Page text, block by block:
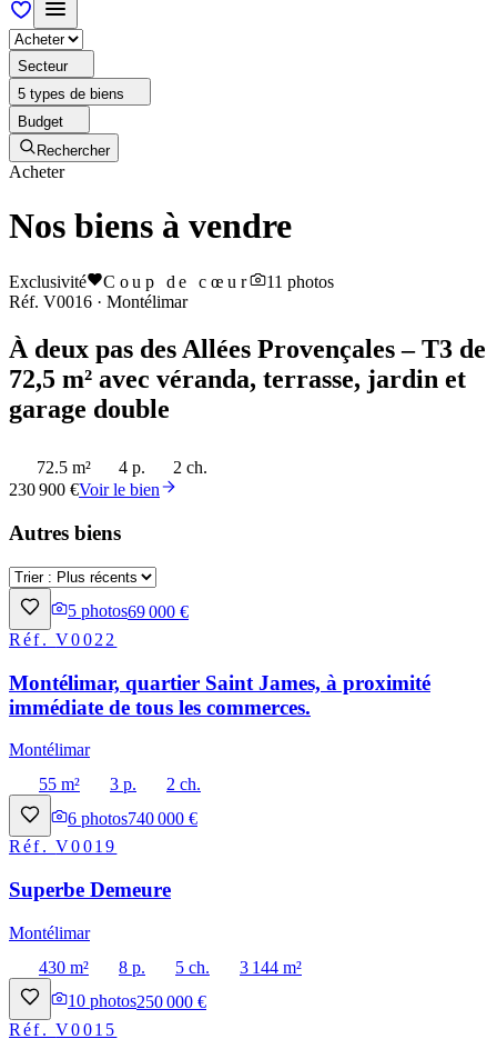
Secteur
5 types de biens
Budget
Rechercher
Acheter
Nos biens à vendre
Exclusivité Coup de cœur 11 photos
Réf. V0016 · Montélimar
À deux pas des Allées Provençales – T3 de
72,5 m² avec véranda, terrasse, jardin et
garage double
72.5 m² 4 p.
2 ch.
230 900 €Voir le bien
Autres biens
5 photos69 000 €
Réf.V0022
Montélimar, quartier Saint James, à proximité
immédiate de tous les commerces.
Montélimar
55 m²
3 p.
2 ch.
6 photos740 000 €
Réf.V0019
Superbe Demeure
Montélimar
430 m²
8 p. 5 ch.
3 144 m²
10 photos250 000 €
Réf.V0015